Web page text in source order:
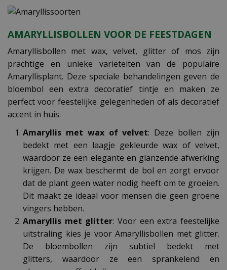
AMARYLLISBOLLEN VOOR DE FEESTDAGEN
Amaryllisbollen met wax, velvet, glitter of mos zijn
prachtige en unieke variëteiten van de populaire
Amaryllisplant. Deze speciale behandelingen geven de
bloembol een extra decoratief tintje en maken ze
perfect voor feestelijke gelegenheden of als decoratief
accent in huis.
Amaryllis met wax of velvet: Deze bollen zijn
bedekt met een laagje gekleurde wax of velvet,
waardoor ze een elegante en glanzende afwerking
krijgen. De wax beschermt de bol en zorgt ervoor
dat de plant geen water nodig heeft om te groeien.
Dit maakt ze ideaal voor mensen die geen groene
vingers hebben.
Amaryllis met glitter: Voor een extra feestelijke
uitstraling kies je voor Amaryllisbollen met glitter.
De bloembollen zijn subtiel bedekt met
glitters, waardoor ze een sprankelend en